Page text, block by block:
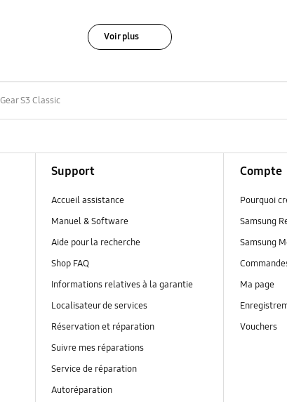
Voir plus
Gear S3 Classic
Support
Accueil assistance
Manuel & Software
Aide pour la recherche
Shop FAQ
Informations relatives à la garantie
Localisateur de services
Réservation et réparation
Suivre mes réparations
Service de réparation
Autoréparation
Compte
Pourquoi
Samsung
Samsung
Ma page
Vouchers